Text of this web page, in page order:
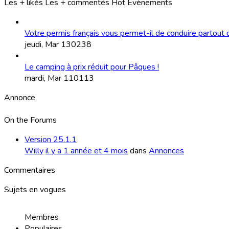
Les + likés Les + commentés Hot Evènements
Votre permis français vous permet-il de conduire partout
jeudi, Mar 130238
Le camping à prix réduit pour Pâques !
mardi, Mar 110113
Annonce
On the Forums
Version 25.1.1
Willyil y a 1 année et 4 mois dans Annonces
Commentaires
Sujets en vogues
Membres